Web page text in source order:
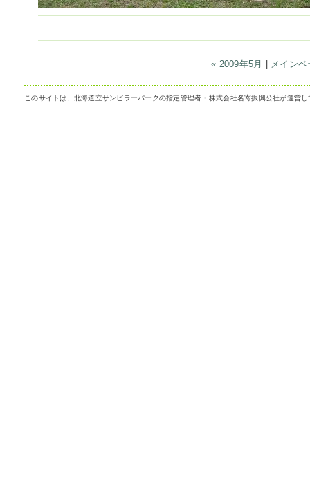
« 2009年5月 メインペ
このサイトは、北海道立サンピラーパークの指定管理者・株式会社名寄振興公社が運営